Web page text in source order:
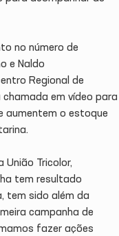
no número de
e Naldo
Regional de
em vídeo para
aumentem o estoque
União Tricolor,
tem resultado
tem sido além da
campanha de
fazer ações